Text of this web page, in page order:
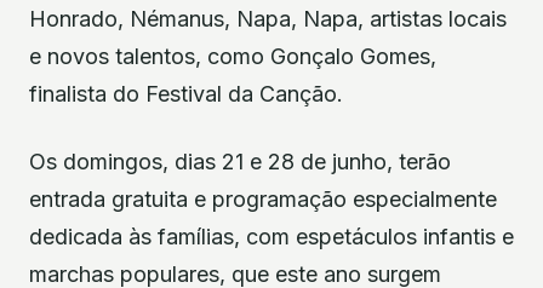
Honrado, Némanus, Napa, Napa, artistas locais
e novos talentos, como Gonçalo Gomes,
finalista do Festival da Canção.
Os domingos, dias 21 e 28 de junho, terão
entrada gratuita e programação especialmente
dedicada às famílias, com espetáculos infantis e
marchas populares, que este ano surgem